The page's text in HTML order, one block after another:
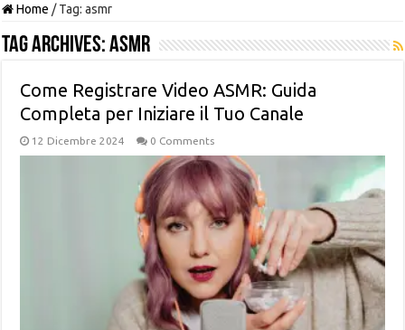
Home / Tag:asmr
Tag Archives:asmr
Come Registrare Video ASMR: Guida
Completa per Iniziare il Tuo Canale
12 Dicembre 2024 0 Comments